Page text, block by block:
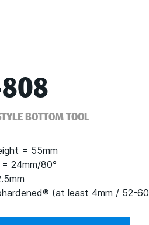
BOTTOM TOOL
= 55mm
24mm/80°
(at least 4mm / 52-